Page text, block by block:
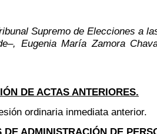
Supremo de Elecciones a
–, Eugenia María Zamora
DE ACTAS ANTERIORES.
ordinaria inmediata anterior.
DE ADMINISTRACIÓN DE